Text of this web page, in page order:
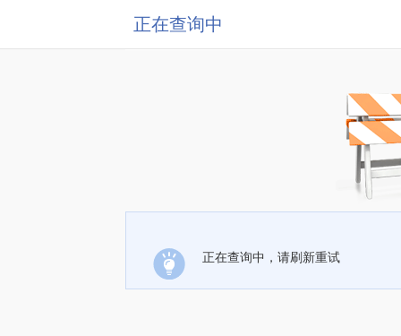
正在查询中
正在查询中，请刷新重试